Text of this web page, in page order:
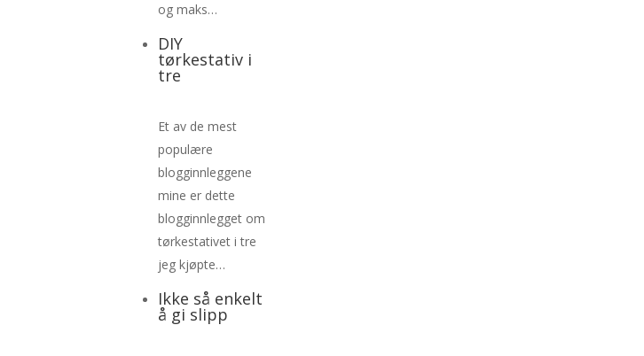
og maks…
DIY
tørkestativ i
tre
Et av de mest
populære
blogginnleggene
mine er dette
blogginnlegget om
tørkestativet i tre
jeg kjøpte…
Ikke så enkelt
å gi slipp